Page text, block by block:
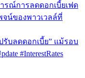
รณ์การลดดอกเบี้ยเฟด
น์ของพาวเวลล์ที่
บลดดอกเบี้ย” แม้รอบ
#InterestRates